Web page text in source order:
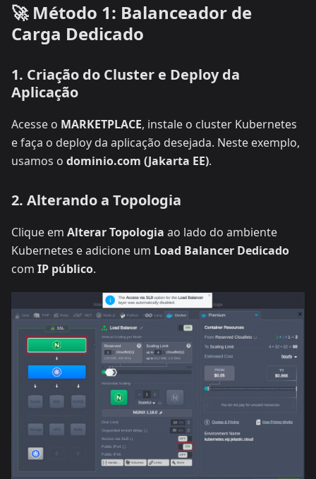
🚀 Método 1: Balanceador de
Carga Dedicado
1. Criação do Cluster e Deploy da
Aplicação
Acesse o MARKETPLACE, instale o cluster Kubernetes
e faça o deploy da aplicação desejada. Neste exemplo,
usamos o dominio.com (Jakarta EE).
2. Alterando a Topologia
Clique em Alterar Topologia ao lado do ambiente
Kubernetes e adicione um Load Balancer Dedicado
com IP público.